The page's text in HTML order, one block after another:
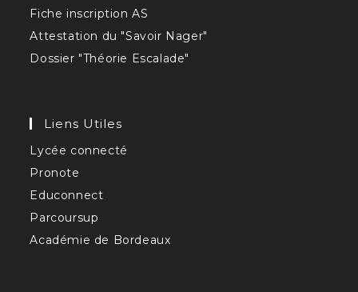
Fiche inscription AS
Attestation du "Savoir Nager"
Dossier "Théorie Escalade"
Liens Utiles
Lycée connecté
Pronote
Educonnect
Parcoursup
Académie de Bordeaux